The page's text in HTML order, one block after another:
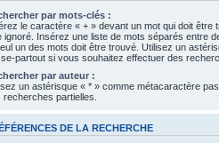
par mots-clés :
le caractère « + » devant un mot qui doit être
ignoré. Insérez une liste de mots séparés entre
un des mots doit être trouvé. Utilisez un
partout si vous souhaitez effectuer des
par auteur :
un astérisque « * » comme métacaractère
recherches partielles.
DE LA RECHERCHE